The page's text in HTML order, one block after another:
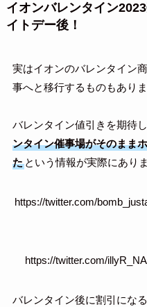
イオンバレンタイン
イトデー後！
実はイオンのバレンタイン
事へと移行するものもありま
バレンタイン値引きを期待
ンタイン催事場がそのまま
たという情報が実際にありま
https://twitter.com/
https://twitter.com/
バレンタイン後に割引になる